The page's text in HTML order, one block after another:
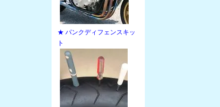
★ パンクディフェンスキッ
ト